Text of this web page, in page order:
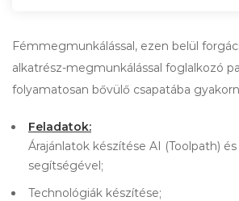
Fémmegmunkálással, ezen belül
alkatrész-megmunkálással foglalkozó
folyamatosan bővülő csapatába
Feladatok:
Árajánlatok készítése AI (Toolpath)
segítségével;
Technológiák készítése;